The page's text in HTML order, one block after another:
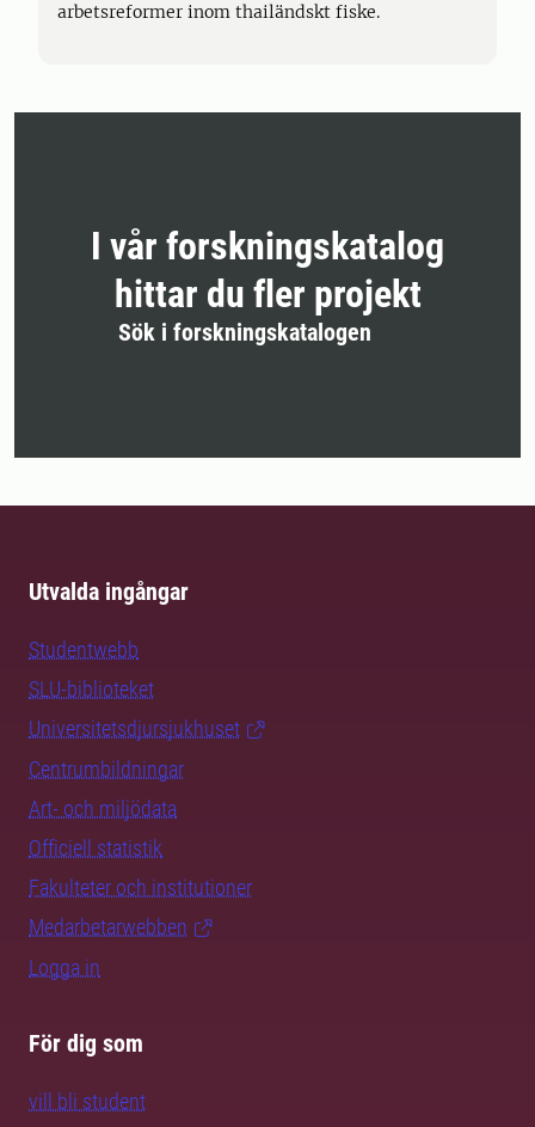
arbetsreformer inom thailändskt fiske.
I vår forskningskatalog
hittar du fler projekt
Sök i forskningskatalogen
Utvalda ingångar
Studentwebb
SLU-biblioteket
Universitetsdjursjukhuset
Centrumbildningar
Art- och miljödata
Officiell statistik
Fakulteter och institutioner
Medarbetarwebben
Logga in
För dig som
vill bli student